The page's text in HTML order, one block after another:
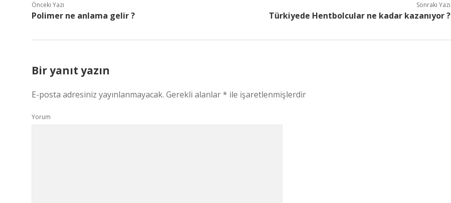
Önceki Yazı
Polimer ne anlama gelir ?
Sonraki Yazı
Türkiyede Hentbolcular ne kadar kazanıyor ?
Bir yanıt yazın
E-posta adresiniz yayınlanmayacak. Gerekli alanlar* ile işaretlenmişlerdir
Yorum